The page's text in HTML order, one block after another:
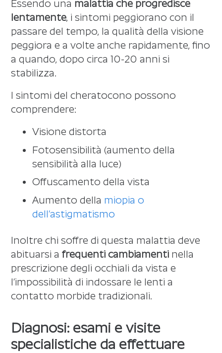
Essendo una malattia che progredisce
lentamente, i sintomi peggiorano con il
passare del tempo, la qualità della visione
peggiora e a volte anche rapidamente, fino
a quando, dopo circa 10-20 anni si
stabilizza.
I sintomi del cheratocono possono
comprendere:
Visione distorta
Fotosensibilità (aumento della
sensibilità alla luce)
Offuscamento della vista
Aumento della miopia o
dell’astigmatismo
Inoltre chi soffre di questa malattia deve
abituarsi afrequenti cambiamenti nella
prescrizione degli occhiali da vista e
l’impossibilità di indossare le lenti a
contatto morbide tradizionali.
Diagnosi: esami e visite
specialistiche da effettuare